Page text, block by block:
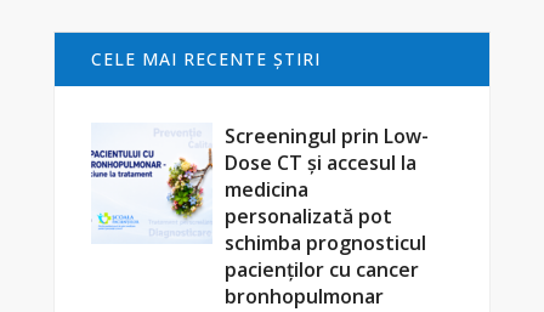
CELE MAI RECENTE ŞTIRI
Screeningul prin Low-
Dose CT și accesul la
medicina
personalizată pot
schimba prognosticul
pacienților cu cancer
bronhopulmonar